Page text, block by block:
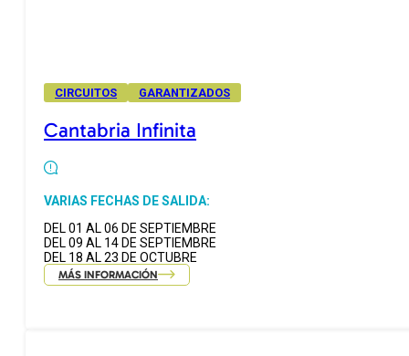
CIRCUITOS GARANTIZADOS
Cantabria Infinita
VARIAS FECHAS DE SALIDA:
DEL 01 AL 06 DE SEPTIEMBRE
DEL 09 AL 14 DE SEPTIEMBRE
DEL 18 AL 23 DE OCTUBRE
MÁS INFORMACIÓN